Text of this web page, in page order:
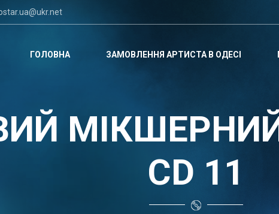
ГОЛОВНА ЗАМОВЛЕННЯ АРТИСТА В ОДЕСІ
МІКШЕРНИЙ
CD 11